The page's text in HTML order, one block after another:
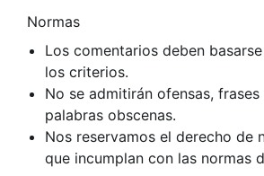
Normas
Los comentarios deben
los criterios.
No se admitirán ofensas, frases
palabras obscenas.
Nos reservamos el derecho de
que incumplan con las normas